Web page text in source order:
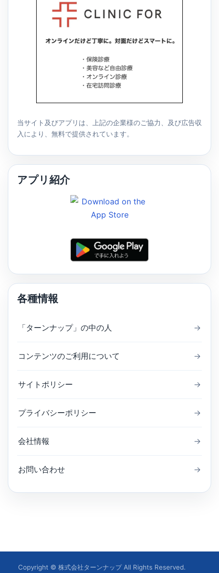
当サイト及びアプリは、上記の企業様のご協力、及び広告収
入により、無料で提供されています。
アプリ紹介
各種情報
「ターンナップ」の中の人 →
コンテンツのご利用について →
サイトポリシー →
プライバシーポリシー →
会社情報 →
お問い合わせ →
Copyright © 株式会社ターンナップ All Rights Reserved.